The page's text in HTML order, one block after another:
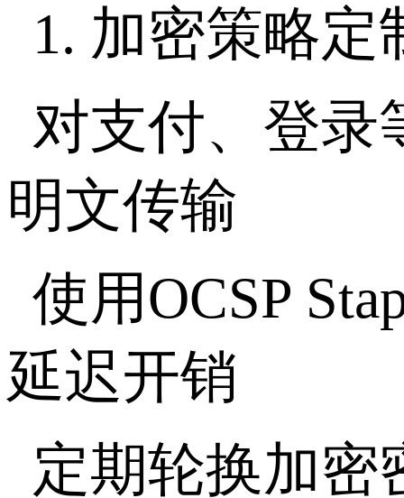
1. 加密策略定
对支付、登录
明文传输
使用OCSP
延迟开销
定期轮换加密